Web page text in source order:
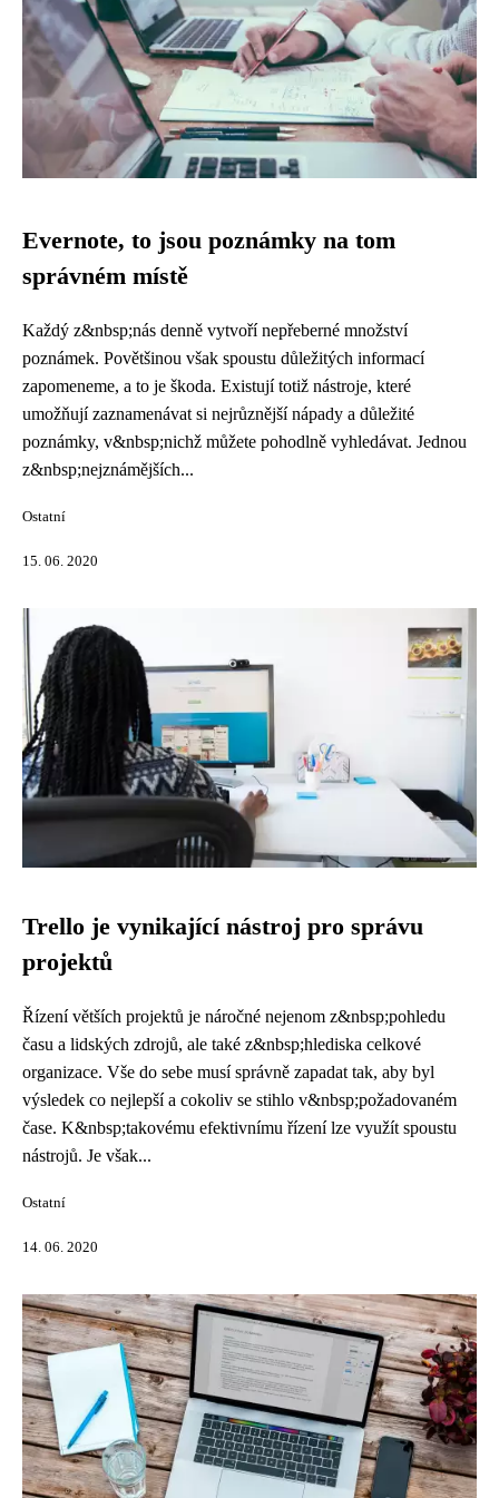
Evernote, to jsou poznámky na tom
správném místě
Každý z&nbsp;nás denně vytvoří nepřeberné množství
poznámek. Povětšinou však spoustu důležitých informací
zapomeneme, a to je škoda. Existují totiž nástroje, které
umožňují zaznamenávat si nejrůznější nápady a důležité
poznámky, v&nbsp;nichž můžete pohodlně vyhledávat. Jednou
z&nbsp;nejznámějších...
Ostatní
15. 06. 2020
Trello je vynikající nástroj pro správu
projektů
Řízení větších projektů je náročné nejenom z&nbsp;pohledu
času a lidských zdrojů, ale také z&nbsp;hlediska celkové
organizace. Vše do sebe musí správně zapadat tak, aby byl
výsledek co nejlepší a cokoliv se stihlo v&nbsp;požadovaném
čase. K&nbsp;takovému efektivnímu řízení lze využít spoustu
nástrojů. Je však...
Ostatní
14. 06. 2020